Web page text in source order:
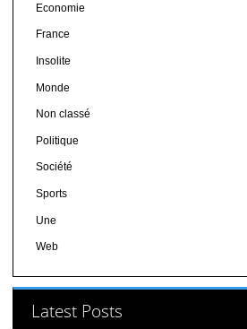
Economie
France
Insolite
Monde
Non classé
Politique
Société
Sports
Une
Web
Latest Posts